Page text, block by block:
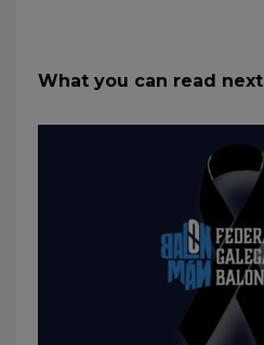
What you can read next